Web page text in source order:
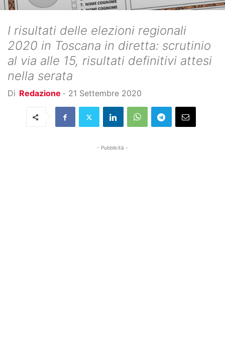
I risultati delle elezioni regionali
2020 in Toscana in diretta: scrutinio
al via alle 15, risultati definitivi attesi
nella serata
Di Redazione - 21 Settembre 2020
- Pubblicità -